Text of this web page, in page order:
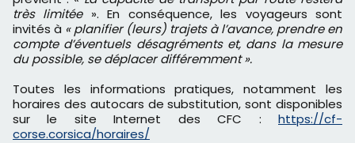
très limitée ». En conséquence, les voyageurs sont
invités à « planifier (leurs) trajets à l’avance, prendre en
compte d’éventuels désagréments et, dans la mesure
du possible, se déplacer différemment ».
Toutes les informations pratiques, notamment les
horaires des autocars de substitution, sont disponibles
sur le site Internet des CFC : https://cf-
corse.corsica/horaires/